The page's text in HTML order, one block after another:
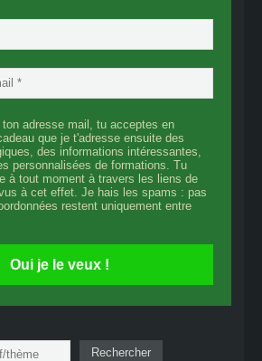
ton adresse mail, tu acceptes en
que je t'adresse ensuite des
des informations intéressantes,
personnalisées de formations. Tu
à tout moment à travers les liens de
à cet effet. Je hais les spams : pas
restent uniquement entre
Oui je le veux !
Rechercher